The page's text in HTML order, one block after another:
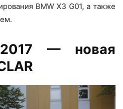
BMW X3 G01, а также
— новая